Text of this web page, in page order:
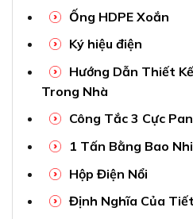
Ống HDPE Xoắn
Ký hiệu điện
Hướng Dẫn Thiết
Trong Nhà
Công Tắc 3 Cực
1 Tấn Bằng Bao
Hộp Điện Nổi
Định Nghĩa Của